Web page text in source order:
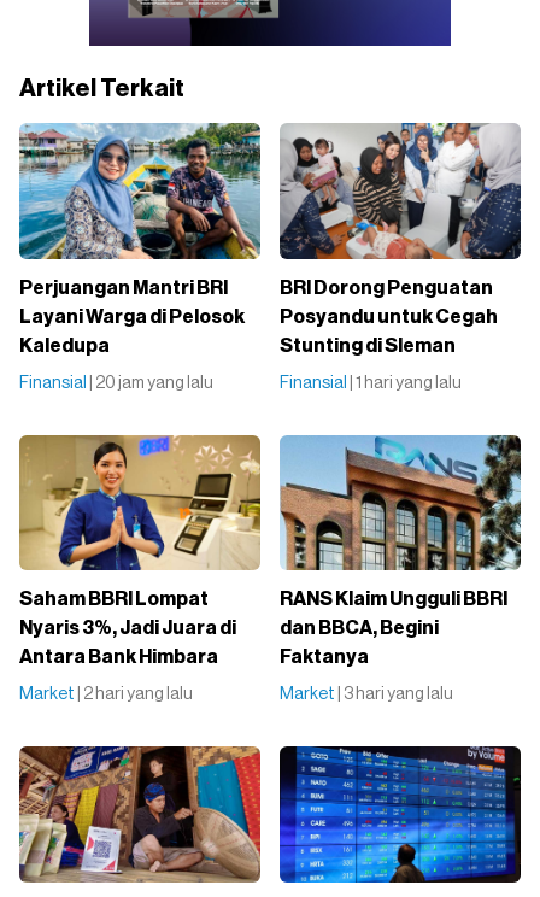
Artikel Terkait
Perjuangan Mantri BRI
Layani Warga di Pelosok
Kaledupa
Finansial | 20 jam yang lalu
BRI Dorong Penguatan
Posyandu untuk Cegah
Stunting di Sleman
Finansial | 1 hari yang lalu
Saham BBRI Lompat
Nyaris 3%, Jadi Juara di
Antara Bank Himbara
Market | 2 hari yang lalu
RANS Klaim Ungguli BBRI
dan BBCA, Begini
Faktanya
Market | 3 hari yang lalu